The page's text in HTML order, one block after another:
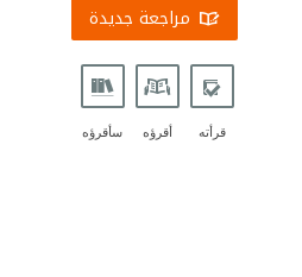
مراجعة جديدة
قرأته أقرؤه سأقرؤه